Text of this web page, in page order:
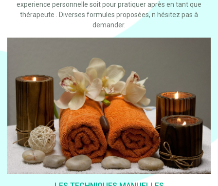
experience personnelle soit pour pratiquer après en tant que
thérapeute . Diverses formules proposées, n hésitez pas à
demander.